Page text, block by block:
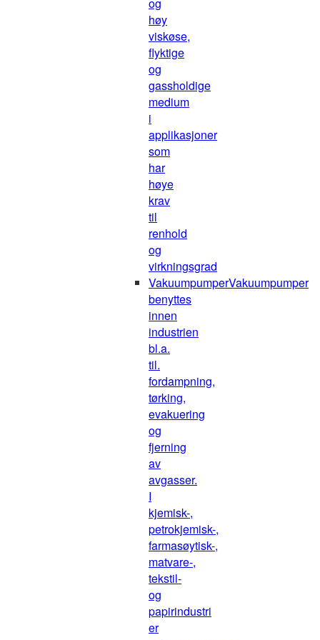
høy
viskøse,
flyktige
og
gassholdige
medium
i
applikasjoner
som
har
høye
krav
til
renhold
og
virkningsgrad
VakuumpumperVakuumpumper
benyttes
innen
industrien
bl.a.
til.
fordampning,
tørking,
evakuering
og
fjerning
av
avgasser.
I
kjemisk-,
petrokjemisk-,
farmasøytisk-,
matvare-,
tekstil-
og
papirindustri
er